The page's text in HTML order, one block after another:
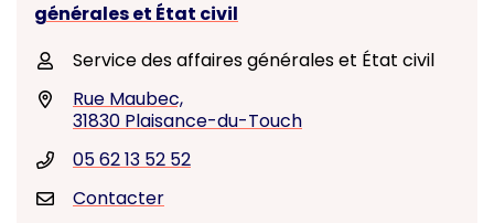
générales et État civil
Service des affaires générales et État civil
Rue Maubec,
31830 Plaisance-du-Touch
05 62 13 52 52
Contacter